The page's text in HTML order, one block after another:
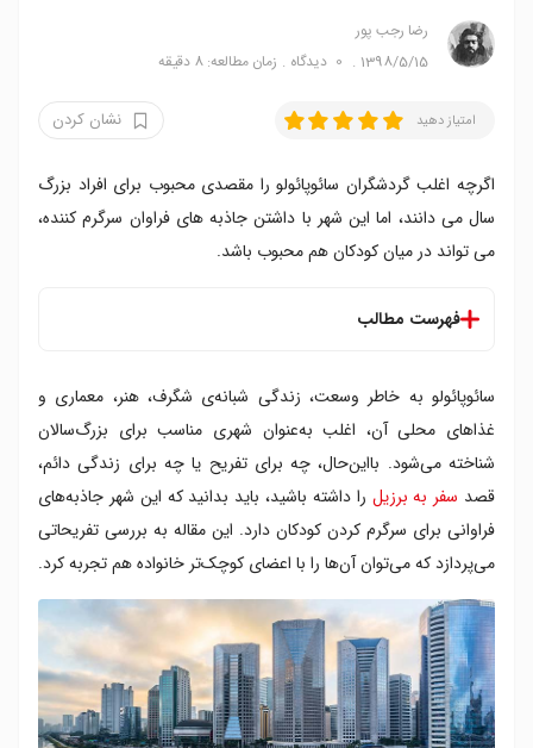
رضا‍ رجب پور
1398/5/15
0 دیدگاه زمان مطالعه: 8 دقیقه
امتیاز دهید نشان کردن
اگرچه اغلب گردشگران سائوپائولو را مقصدی محبوب برای افراد بزرگ
سال می دانند، اما این شهر با داشتن جاذبه های فراوان سرگرم کننده،
می تواند در میان کودکان هم محبوب باشد.
فهرست مطالب
۲. از موزه علوم دیدن کنید
۳. گذران یک روز در پارک
۴. راهی ساحل شوید
۵. از مارها دیدن کنید
۷. به سینما بروید
۸. گذران یک روز در اس ای اس سی
سائوپائولو به خاطر وسعت، زندگی شبانه‌ی شگرف، هنر، معماری و
غذاهای محلی آن، اغلب به‌عنوان شهری مناسب برای بزرگ‌سالان
شناخته می‌شود. بااین‌حال، چه برای تفریح یا چه برای زندگی دائم،
قصد سفر به برزیل را داشته باشید، باید بدانید که این شهر جاذبه‌های
فراوانی برای سرگرم کردن کودکان دارد. این مقاله به بررسی تفریحاتی
می‌پردازد که می‌توان آن‌ها را با اعضای کوچک‌تر خانواده هم تجربه کرد.